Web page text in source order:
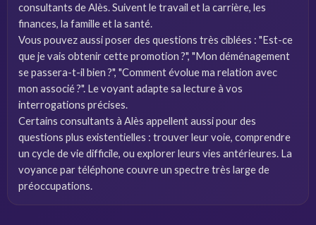
consultants de Alès. Suivent le travail et la carrière, les
finances, la famille et la santé.
Vous pouvez aussi poser des questions très ciblées : "Est-ce
que je vais obtenir cette promotion ?", "Mon déménagement
se passera-t-il bien ?", "Comment évolue ma relation avec
mon associé ?". Le voyant adapte sa lecture à vos
interrogations précises.
Certains consultants à Alès appellent aussi pour des
questions plus existentielles : trouver leur voie, comprendre
un cycle de vie difficile, ou explorer leurs vies antérieures. La
voyance par téléphone couvre un spectre très large de
préoccupations.